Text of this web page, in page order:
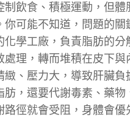
制飲食、積極運動，但
你可能不知道，問題的
化學工廠，負責脂肪的
處理，轉而堆積在皮下
緻、壓力大，導致肝臟
肪，還要代謝毒素、藥
路徑就會受阻，身體會